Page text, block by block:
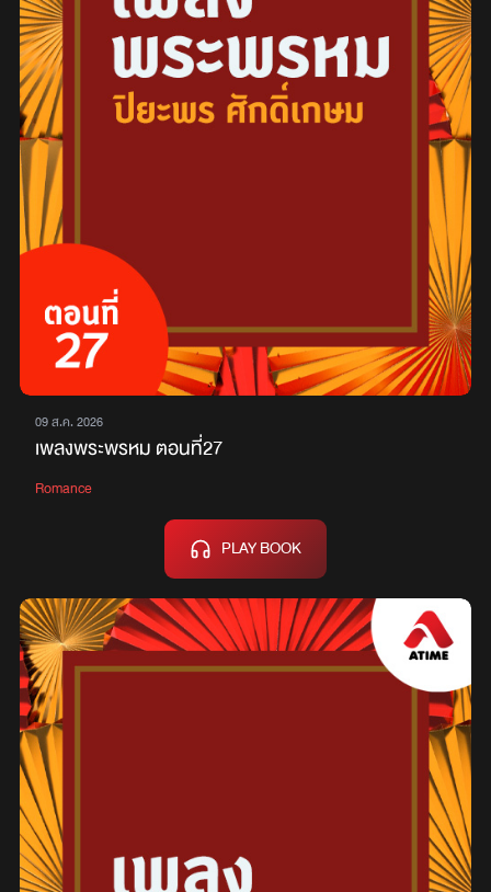
09 ส.ค. 2026
เพลงพระพรหม ตอนที่27
Romance
PLAY BOOK